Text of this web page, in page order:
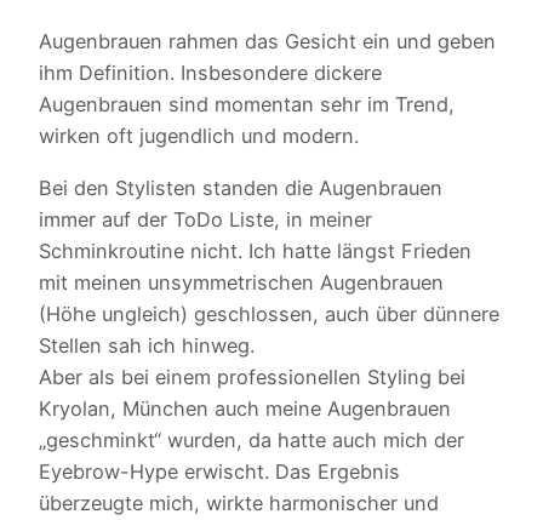
Augenbrauen rahmen das Gesicht ein und geben
ihm Definition. Insbesondere dickere
Augenbrauen sind momentan sehr im Trend,
wirken oft jugendlich und modern.
Bei den Stylisten standen die Augenbrauen
immer auf der ToDo Liste, in meiner
Schminkroutine nicht. Ich hatte längst Frieden
mit meinen unsymmetrischen Augenbrauen
(Höhe ungleich) geschlossen, auch über dünnere
Stellen sah ich hinweg.
Aber als bei einem professionellen Styling bei
Kryolan, München auch meine Augenbrauen
„geschminkt“ wurden, da hatte auch mich der
Eyebrow-Hype erwischt. Das Ergebnis
überzeugte mich, wirkte harmonischer und